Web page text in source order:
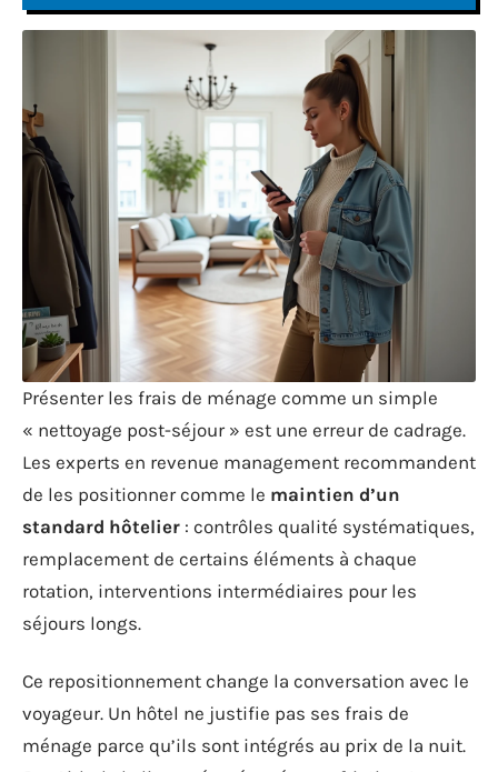
Présenter les frais de ménage comme un simple
« nettoyage post-séjour » est une erreur de cadrage.
Les experts en revenue management recommandent
de les positionner comme le maintien d’un
standard hôtelier : contrôles qualité systématiques,
remplacement de certains éléments à chaque
rotation, interventions intermédiaires pour les
séjours longs.
Ce repositionnement change la conversation avec le
voyageur. Un hôtel ne justifie pas ses frais de
ménage parce qu’ils sont intégrés au prix de la nuit.